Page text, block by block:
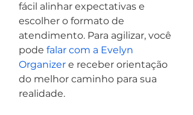
fácil alinhar expectativas e
escolher o formato de
atendimento. Para agilizar, você
pode falar com a Evelyn
Organizer e receber orientação
do melhor caminho para sua
realidade.